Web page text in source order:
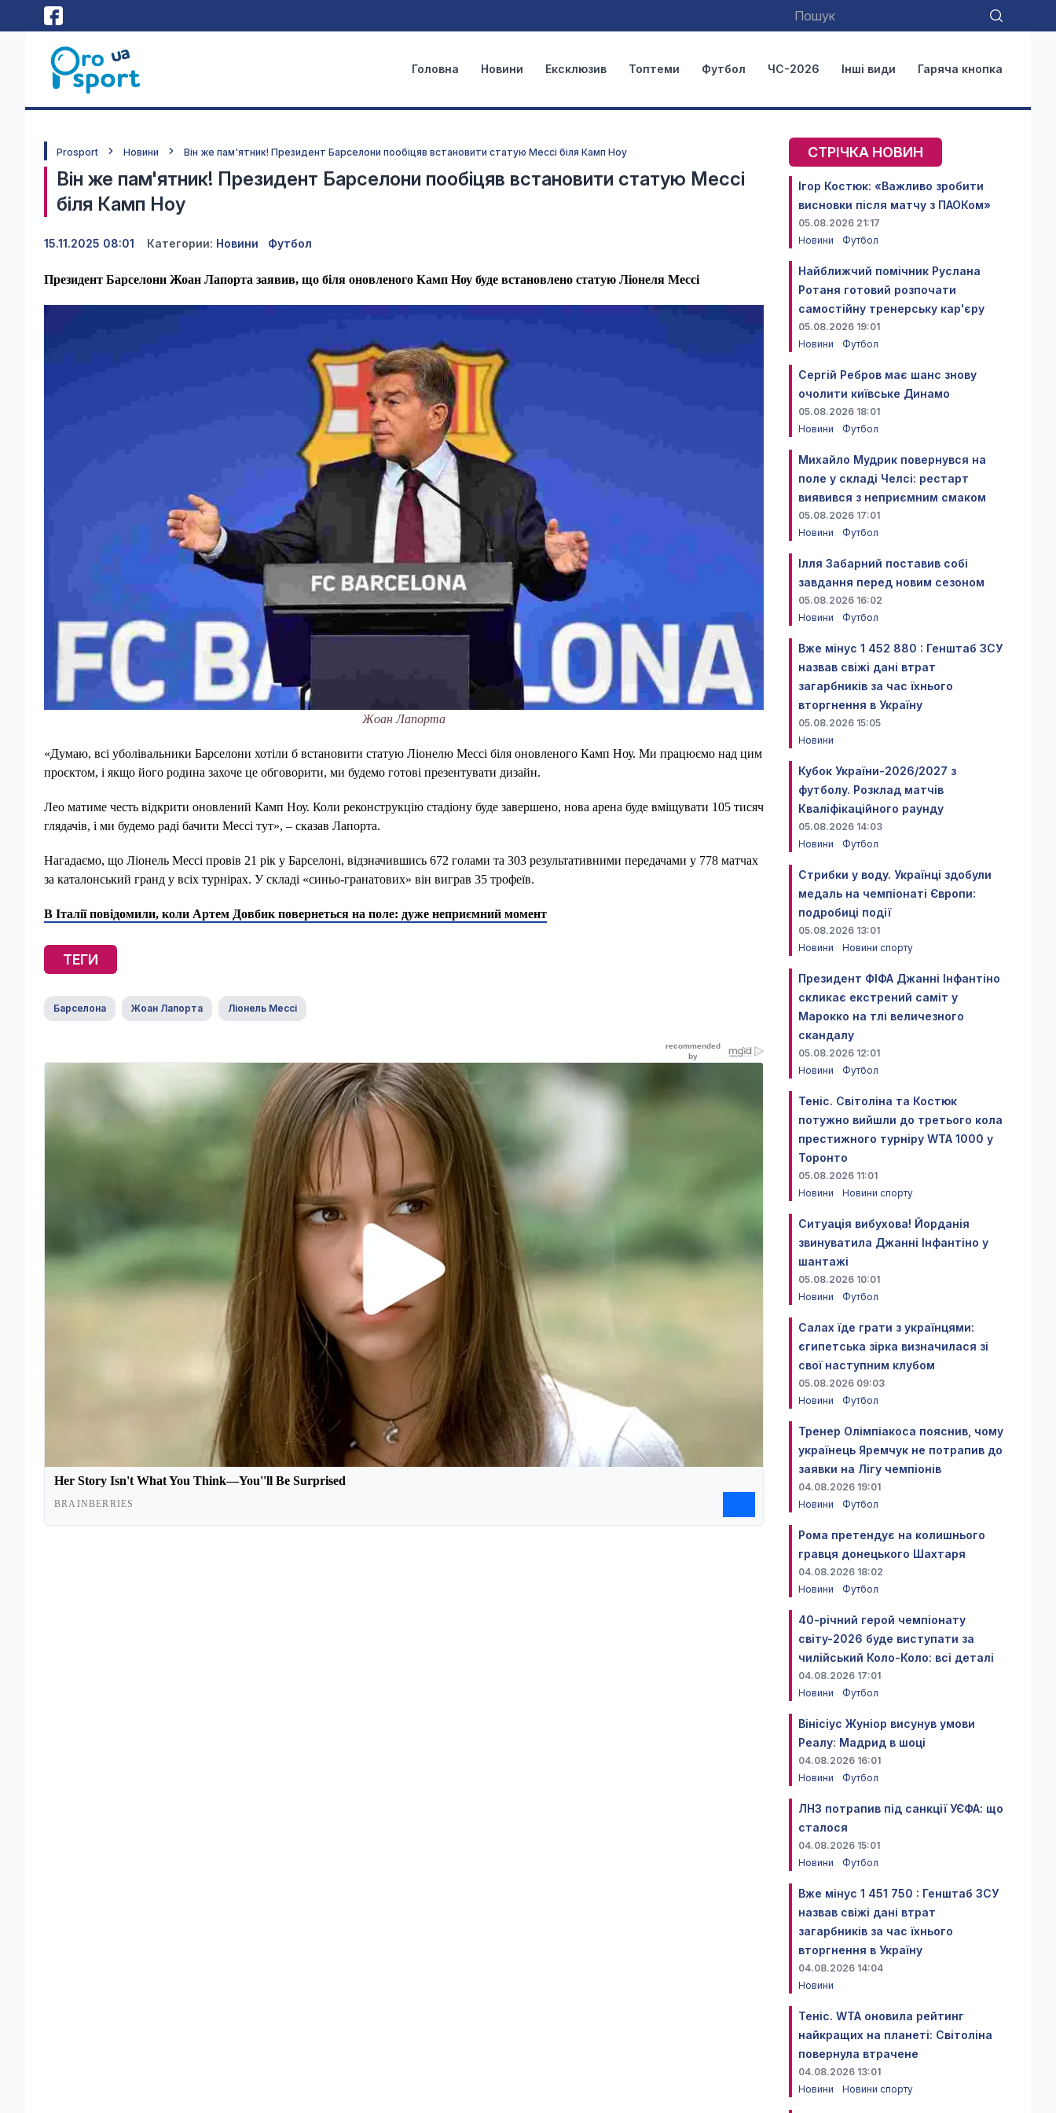
Головна Новини Ексклюзив Топтеми Футбол ЧС-2026 Інші види Гаряча кнопка
Prosport Новини Він же пам'ятник! Президент Барселони пообіцяв встановити статую Мессі біля Камп Ноу
Він же пам'ятник! Президент Барселони пообіцяв встановити статую Мессі
біля Камп Ноу
15.11.2025 08:01 Категории: Новини Футбол
Президент Барселони Жоан Лапорта заявив, що біля оновленого Камп Ноу буде встановлено статую Ліонеля Мессі
Жоан Лапорта
«Думаю, всі уболівальники Барселони хотіли б встановити статую Ліонелю Мессі біля оновленого Камп Ноу. Ми працюємо над цим
проєктом, і якщо його родина захоче це обговорити, ми будемо готові презентувати дизайн.
Лео матиме честь відкрити оновлений Камп Ноу. Коли реконструкцію стадіону буде завершено, нова арена буде вміщувати 105 тисяч
глядачів, і ми будемо раді бачити Мессі тут», – сказав Лапорта.
Нагадаємо, що Ліонель Мессі провів 21 рік у Барселоні, відзначившись 672 голами та 303 результативними передачами у 778 матчах
за каталонський гранд у всіх турнірах. У складі «синьо-гранатових» він виграв 35 трофеїв.
В Італії повідомили, коли Артем Довбик повернеться на поле: дуже неприємний момент
ТЕГИ
Барселона Жоан Лапорта Ліонель Мессі
СТРІЧКА НОВИН
Ігор Костюк: «Важливо зробити
висновки після матчу з ПАОКом»
05.08.2026 21:17
Новини
Футбол
Найближчий помічник Руслана
Ротаня готовий розпочати
самостійну тренерську кар'єру
05.08.2026 19:01
Новини
Футбол
Сергій Ребров має шанс знову
очолити київське Динамо
05.08.2026 18:01
Новини
Футбол
Михайло Мудрик повернувся на
поле у складі Челсі: рестарт
виявився з неприємним смаком
05.08.2026 17:01
Новини
Футбол
Ілля Забарний поставив собі
завдання перед новим сезоном
05.08.2026 16:02
Новини
Футбол
Вже мінус 1 452 880 : Генштаб ЗСУ
назвав свіжі дані втрат
загарбників за час їхнього
вторгнення в Україну
05.08.2026 15:05
Новини
Кубок України-2026/2027 з
футболу. Розклад матчів
Кваліфікаційного раунду
05.08.2026 14:03
Новини
Футбол
Стрибки у воду. Українці здобули
медаль на чемпіонаті Європи:
подробиці події
05.08.2026 13:01
Новини
Новини спорту
Президент ФІФА Джанні Інфантіно
скликає екстрений саміт у
Марокко на тлі величезного
скандалу
05.08.2026 12:01
Новини
Футбол
Теніс. Світоліна та Костюк
потужно вийшли до третього кола
престижного турніру WTA 1000 у
Торонто
05.08.2026 11:01
Новини
Новини спорту
Ситуація вибухова! Йорданія
звинуватила Джанні Інфантіно у
шантажі
05.08.2026 10:01
Новини
Футбол
Салах їде грати з українцями:
єгипетська зірка визначилася зі
свої наступним клубом
05.08.2026 09:03
Новини
Футбол
Тренер Олімпіакоса пояснив, чому
українець Яремчук не потрапив до
заявки на Лігу чемпіонів
04.08.2026 19:01
Новини
Футбол
Рома претендує на колишнього
гравця донецького Шахтаря
04.08.2026 18:02
Новини
Футбол
40-річний герой чемпіонату
світу-2026 буде виступати за
чилійський Коло-Коло: всі деталі
04.08.2026 17:01
Новини
Футбол
Вінісіус Жуніор висунув умови
Реалу: Мадрид в шоці
04.08.2026 16:01
Новини
Футбол
ЛНЗ потрапив під санкції УЄФА: що
сталося
04.08.2026 15:01
Новини
Футбол
Вже мінус 1 451 750 : Генштаб ЗСУ
назвав свіжі дані втрат
загарбників за час їхнього
вторгнення в Україну
04.08.2026 14:04
Новини
Теніс. WTA оновила рейтинг
найкращих на планеті: Світоліна
повернула втрачене
04.08.2026 13:01
Новини
Новини спорту